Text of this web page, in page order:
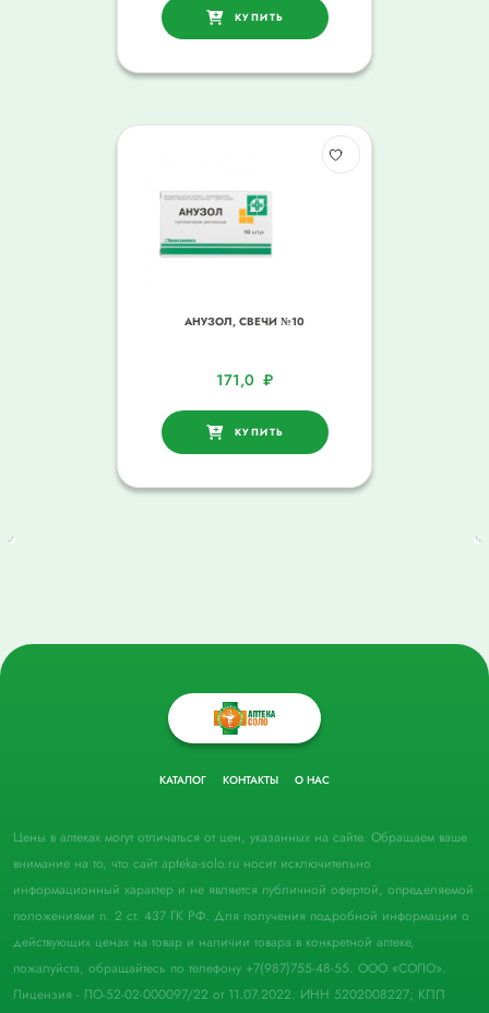
КУПИТЬ
АНУЗОЛ, СВЕЧИ №10
171,0 ₽
КУПИТЬ
КАТАЛОГ КОНТАКТЫ О НАС
Цены в аптеках могут отличаться от цен, указанных на сайте. Обращаем ваше
внимание на то, что сайт apteka-solo.ru носит исключительно
информационный характер и не является публичной офертой, определяемой
положениями п. 2 ст. 437 ГК РФ. Для получения подробной информации о
действующих ценах на товар и наличии товара в конкретной аптеке,
пожалуйста, обращайтесь по телефону +7(987)755-48-55. ООО «СОЛО».
Лицензия - ЛО-52-02-000097/22 от 11.07.2022. ИНН 5202008227; КПП